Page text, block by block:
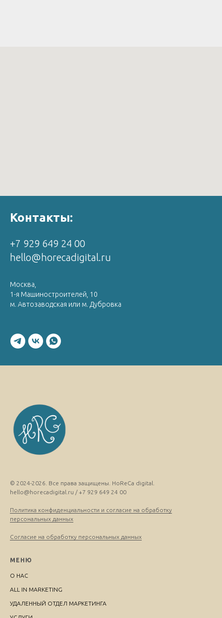
Контакты:
+7 929 649 24 00
hello@horecadigital.ru
Москва,
1-я Машиностроителей, 10
м. Автозаводская или м. Дубровка
© 2024-2026. Все права защищены. HoReCa digital.
hello@horecadigital.ru / +7 929 649 24 00
Политика конфиденциальности и согласие на обработку
персональных данных
Согласие на обработку персональных данных
МЕНЮ
О НАС
ALL IN MARKETING
УДАЛЕННЫЙ ОТДЕЛ МАРКЕТИНГА